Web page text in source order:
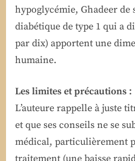
hypoglycémie, Ghadeer de
diabétique de type 1 qui a
par dix) apportent une
humaine.
Les limites et précautions :
L’auteure rappelle à juste
et que ses conseils ne se
médical, particulièrement